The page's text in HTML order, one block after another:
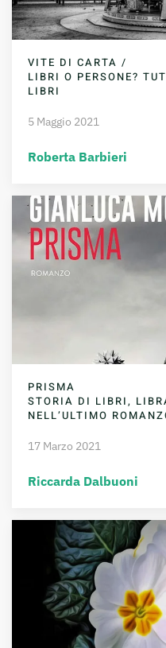
VITE DI CARTA /
LIBRI O PERSONE?
LIBRI
5 Maggio 2021
Roberta Barbieri
PRISMA
STORIA DI LIBRI,
NELL’ULTIMO
17 Marzo 2021
Riccarda Dalbuoni